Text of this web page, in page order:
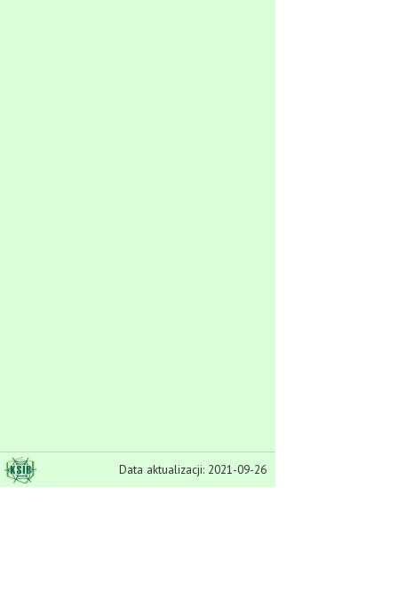
Data aktualizacji: 2021-09-26